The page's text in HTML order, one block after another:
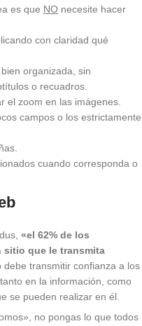
es que NO necesite hacer
con claridad qué
organizada, sin
o recuadros.
el zoom en las imágenes.
campos o los estrictamente
cuando corresponda o
«el 62% de los
sitio que le transmita
debe transmitir confianza a los
en la información, como
se pueden realizar en él.
no pongas lo que todos